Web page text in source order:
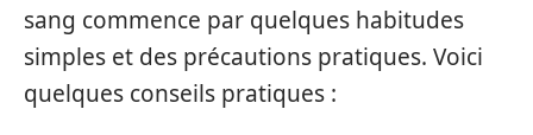
sang commence par quelques habitudes
simples et des précautions pratiques. Voici
quelques conseils pratiques :